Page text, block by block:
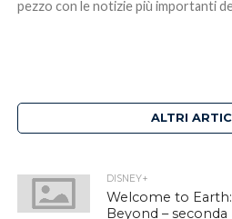
pezzo con le notizie più importanti
ALTRI
DISNEY+
Welcome to
Beyond –